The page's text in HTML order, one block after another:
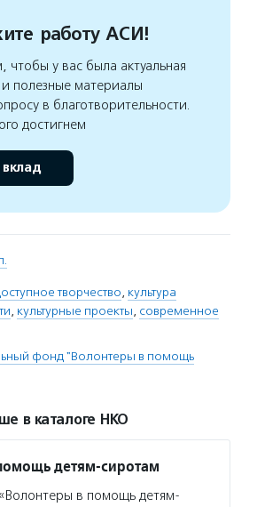
работу АСИ!
у вас была актуальная
полезные материалы
в благотворительности.
достигнем
творчество, культура
, культурные проекты, современное
фонд "Волонтеры в помощь
в каталоге НКО
детям-сиротам
в помощь детям-